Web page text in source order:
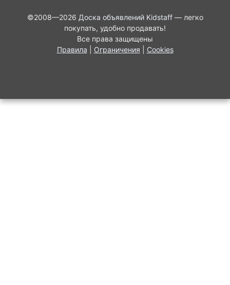
©2008—2026 Доска объявлений Kidstaff— легко
покупать, удобно продавать!
Все права защищены
Правила
Ограничения Cookies